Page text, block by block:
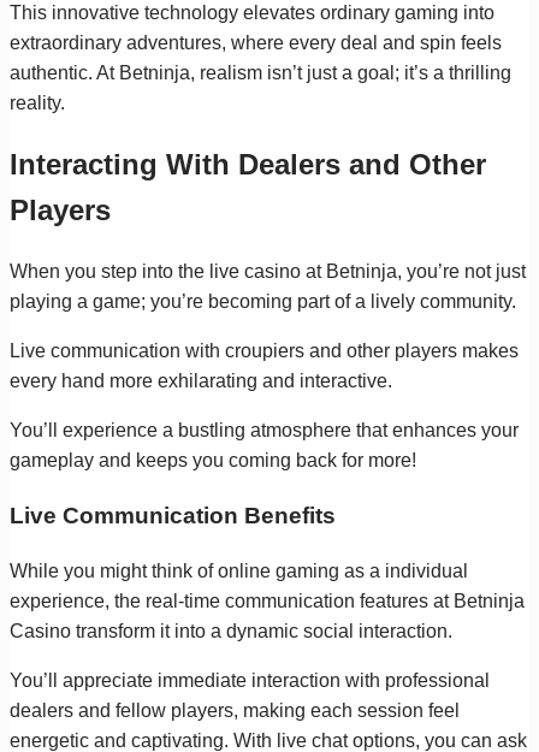
This innovative technology elevates ordinary gaming into
extraordinary adventures, where every deal and spin feels
authentic. At Betninja, realism isn’t just a goal; it’s a thrilling
reality.
Interacting With Dealers and Other
Players
When you step into the live casino at Betninja, you’re not just
playing a game; you’re becoming part of a lively community.
Live communication with croupiers and other players makes
every hand more exhilarating and interactive.
You’ll experience a bustling atmosphere that enhances your
gameplay and keeps you coming back for more!
Live Communication Benefits
While you might think of online gaming as a individual
experience, the real-time communication features at Betninja
Casino transform it into a dynamic social interaction.
You’ll appreciate immediate interaction with professional
dealers and fellow players, making each session feel
energetic and captivating. With live chat options, you can ask